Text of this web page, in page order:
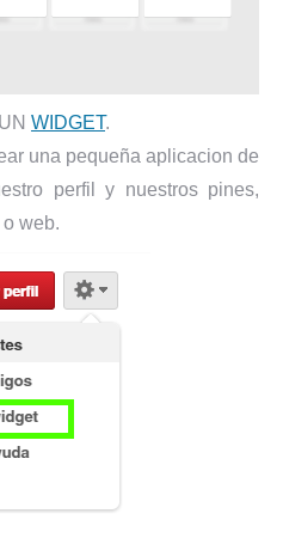
WIDGET.
una pequeña aplicacion de
perfil y nuestros pines,
web.